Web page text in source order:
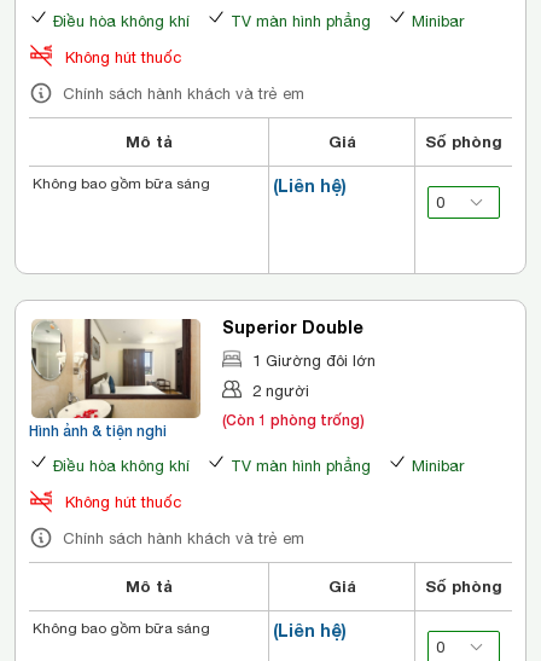
Điều hòa không khí TV màn hình phẳng
Minibar
Không hút thuốc
Chính sách hành khách và trẻ em
Mô tả Giá Số phòng
(Liên hệ)
Không bao gồm bữa sáng
Hình ảnh & tiện nghi
Superior Double
1 Giường đôi lớn
2 người
(Còn 1 phòng trống)
Điều hòa không khí TV màn hình phẳng
Minibar
Không hút thuốc
Chính sách hành khách và trẻ em
Mô tả Giá Số phòng
(Liên hệ)
Không bao gồm bữa sáng